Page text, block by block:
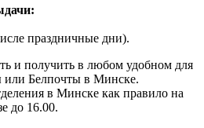
праздничные дни).
и получить в любом удобном для
или Белпочты в Минске.
в Минске как правило на
до 16.00.